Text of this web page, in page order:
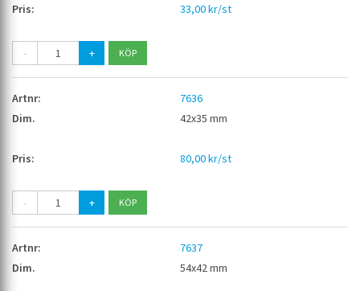
33,00 kr/st
- +
7636
42x35 mm
80,00 kr/st
- +
7637
54x42 mm